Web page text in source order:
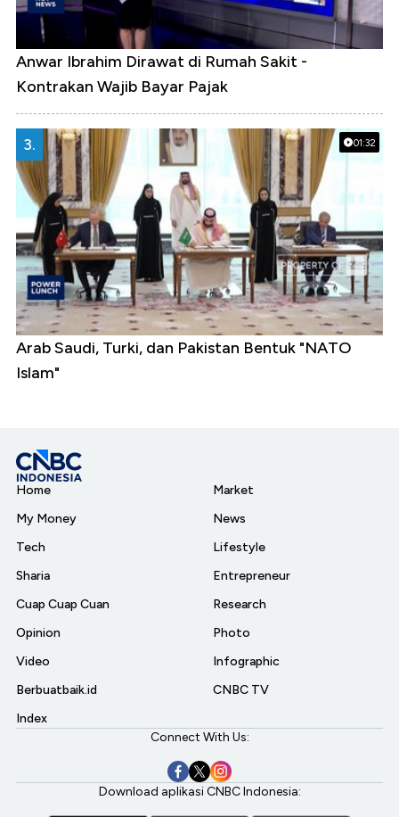
Anwar Ibrahim Dirawat di Rumah Sakit -
Kontrakan Wajib Bayar Pajak
01:32
3.
Arab Saudi, Turki, dan Pakistan Bentuk "NATO
Islam"
Home
My Money
Tech
Sharia
Cuap Cuap Cuan
Opinion
Video
Berbuatbaik.id
Index
Market
News
Lifestyle
Entrepreneur
Research
Photo
Infographic
CNBC TV
Connect With Us:
Download aplikasi CNBC Indonesia: